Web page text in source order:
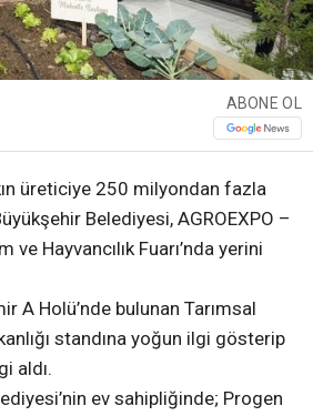
ABONE OL
üreticiye 250 milyondan fazla
Belediyesi, AGROEXPO –
ve Hayvancılık Fuarı’nda yerini
A Holü’nde bulunan Tarımsal
standına yoğun ilgi gösterip
aldı.
ev sahipliğinde; Progen